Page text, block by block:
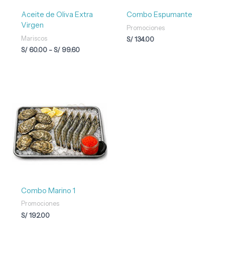
Aceite de Oliva Extra
Virgen
Mariscos
S/60.00 - S/99.60
Combo Espumante
Promociones
S/134.00
Combo Marino 1
Promociones
S/192.00